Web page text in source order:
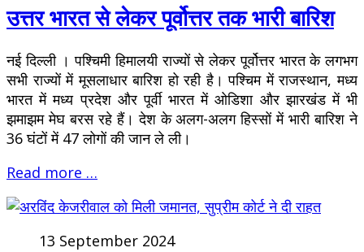
उत्तर भारत से लेकर पूर्वोत्तर तक भारी बारिश
नई दिल्ली । पश्चिमी हिमालयी राज्यों से लेकर पूर्वोत्तर भारत के लगभग
सभी राज्यों में मूसलाधार बारिश हो रही है। पश्चिम में राजस्थान, मध्य
भारत में मध्य प्रदेश और पूर्वी भारत में ओडिशा और झारखंड में भी
झमाझम मेघ बरस रहे हैं। देश के अलग-अलग हिस्सों में भारी बारिश ने
36 घंटों में 47 लोगों की जान ले ली।
Read more …
13 September 2024